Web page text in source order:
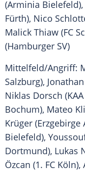
(Arminia Bielefeld
Fürth), Nico
Malick Thiaw (FC
(Hamburger SV)
Mittelfeld/Angriff:
Salzburg),
Niklas Dorsch
Bochum), Mateo
Krüger (Erzgebirge
Bielefeld),
Dortmund), Lukas
Özcan (1. FC Köln),